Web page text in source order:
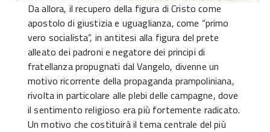
Da allora, il recupero della figura di Cristo come
apostolo di giustizia e uguaglianza, come “primo
vero socialista”, in antitesi alla figura del prete
alleato dei padroni e negatore dei principi di
fratellanza propugnati dal Vangelo, divenne un
motivo ricorrente della propaganda prampoliniana,
rivolta in particolare alle plebi delle campagne, dove
il sentimento religioso era più fortemente radicato.
Un motivo che costituirà il tema centrale del più